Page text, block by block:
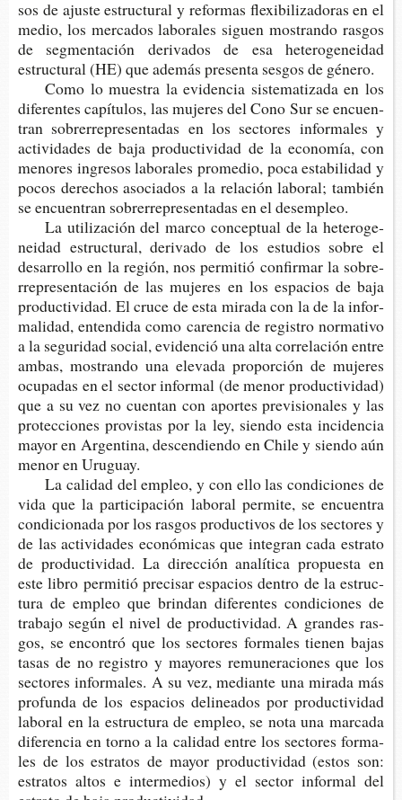
sos de ajus­te estruc­tu­ral y refor­mas fle­xi­bi­li­za­do­ras en el
medio, los mer­ca­dos labo­ra­les siguen mos­tran­do ras­gos
de seg­men­ta­ción deri­va­dos de esa hete­ro­ge­nei­dad
estruc­tu­ral (HE) que ade­más pre­sen­ta ses­gos de género.
Como lo mues­tra la evi­den­cia sis­te­ma­ti­za­da en los
dife­ren­tes capí­tu­los, las muje­res del Cono Sur se encuen­
tran sobre­rre­pre­sen­ta­das en los sec­to­res infor­ma­les y
acti­vi­da­des de baja pro­duc­ti­vi­dad de la eco­no­mía, con
meno­res ingre­sos labo­ra­les pro­me­dio, poca esta­bi­li­dad y
pocos dere­chos aso­cia­dos a la rela­ción labo­ral; tam­bién
se encuen­tran sobre­rre­pre­sen­ta­das en el desempleo.
La uti­li­za­ción del marco con­cep­tual de la hete­ro­ge­
nei­dad estruc­tu­ral, deri­va­do de los estu­dios sobre el
desa­rro­llo en la región, nos per­mi­tió con­fir­mar la sobre­
rre­pre­sen­ta­ción de las muje­res en los espa­cios de baja
pro­duc­ti­vi­dad. El cruce de esta mira­da con la de la infor­
ma­li­dad, enten­di­da como caren­cia de regis­tro nor­ma­ti­vo
a la segu­ri­dad social, evi­den­ció una alta corre­la­ción entre
ambas, mos­tran­do una ele­va­da pro­por­ción de muje­res
ocu­pa­das en el sec­tor infor­mal (de menor pro­duc­ti­vi­dad)
que a su vez no cuen­tan con apor­tes pre­vi­sio­na­les y las
pro­tec­cio­nes pro­vis­tas por la ley, sien­do esta inci­den­cia
mayor en Argen­ti­na, des­cen­dien­do en Chile y sien­do aún
menor en Uruguay.
La cali­dad del empleo, y con ello las con­di­cio­nes de
vida que la par­ti­ci­pa­ción labo­ral per­mi­te, se encuen­tra
con­di­cio­na­da por los ras­gos pro­duc­ti­vos de los sec­to­res y
de las acti­vi­da­des eco­nó­mi­cas que inte­gran cada estra­to
de pro­duc­ti­vi­dad. La direc­ción ana­lí­ti­ca pro­pues­ta en
este libro per­mi­tió pre­ci­sar espa­cios den­tro de la estruc­
tu­ra de empleo que brin­dan dife­ren­tes con­di­cio­nes de
tra­ba­jo según el nivel de pro­duc­ti­vi­dad. A gran­des ras­
gos, se encon­tró que los sec­to­res for­ma­les tie­nen bajas
tasas de no regis­tro y mayo­res remu­ne­ra­cio­nes que los
sec­to­res infor­ma­les. A su vez, median­te una mira­da más
pro­fun­da de los espa­cios deli­nea­dos por pro­duc­ti­vi­dad
labo­ral en la estruc­tu­ra de empleo, se nota una mar­ca­da
dife­ren­cia en torno a la cali­dad entre los sec­to­res for­ma­
les de los estra­tos de mayor pro­duc­ti­vi­dad (estos son:
estra­tos altos e inter­me­dios) y el sec­tor infor­mal del